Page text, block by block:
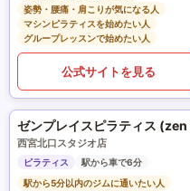
姿勢・腰痛・肩こりが気になる人
マシンピラティスを始めたい人
グループレッスンで始めたい人
公式サイトを見る
ゼンプレイスピラティス
西宮北口スタジオ店
ピラティス
駅から車で6分
駅から5分以内のジムに通いたい人